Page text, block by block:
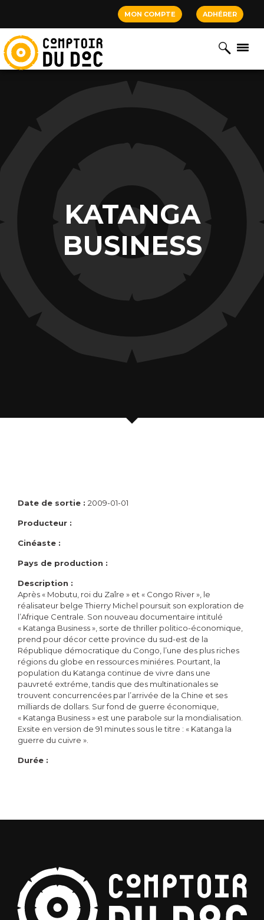
MON COMPTE ADHÉRER
KATANGA
BUSINESS
Date de sortie : 2009-01-01
Producteur :
Cinéaste :
Pays de production :
Description :
Après « Mobutu, roi du Zaîre » et « Congo River », le
réalisateur belge Thierry Michel poursuit son exploration de
l’Afrique Centrale. Son nouveau documentaire intitulé
« Katanga Business », sorte de thriller politico-économique,
prend pour décor cette province du sud-est de la
République démocratique du Congo, l’une des plus riches
régions du globe en ressources miniéres. Pourtant, la
population du Katanga continue de vivre dans une
pauvreté extréme, tandis que des multinationales se
trouvent concurrencées par l’arrivée de la Chine et ses
milliards de dollars. Sur fond de guerre économique,
« Katanga Business » est une parabole sur la mondialisation.
Exsite en version de 91 minutes sous le titre : « Katanga la
guerre du cuivre ».
Durée :
Cookies management panel